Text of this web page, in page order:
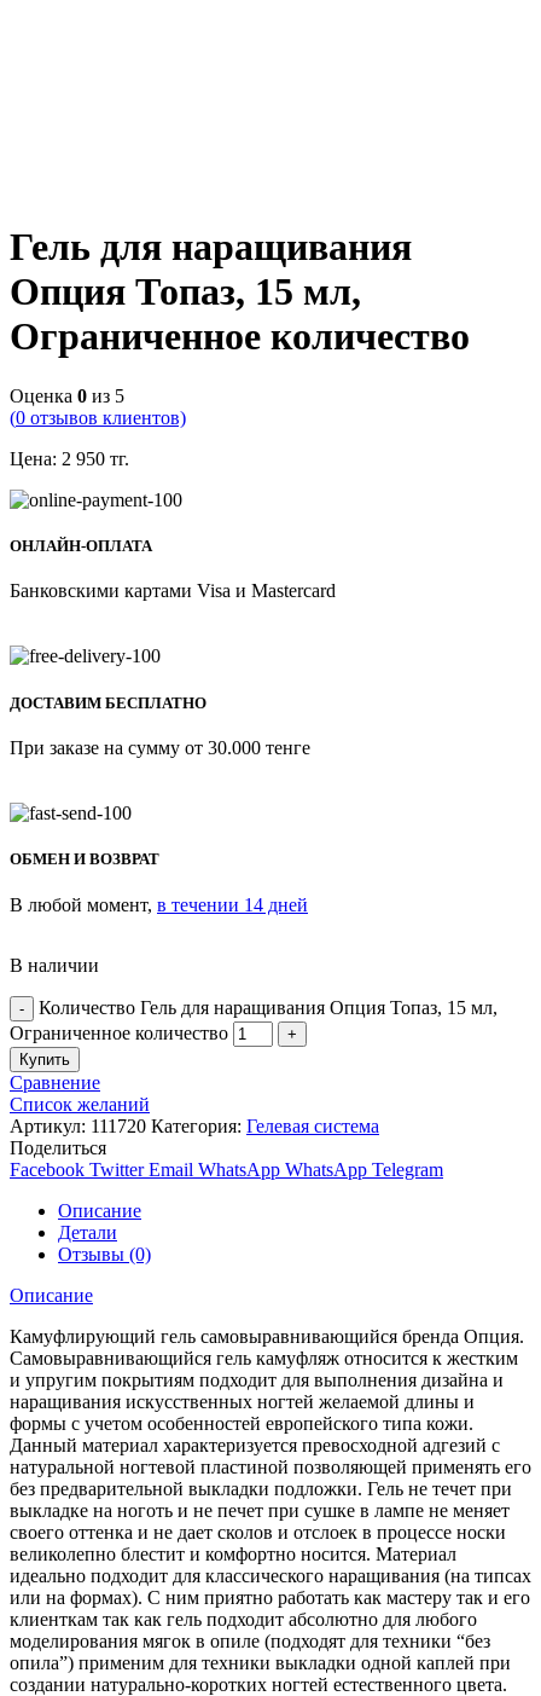
Гель для наращивания
Опция Топаз, 15 мл,
Ограниченное количество
Оценка 0 из 5
(0 отзывов клиентов)
Цена: 2 950 тг.
ОНЛАЙН-ОПЛАТА
Банковскими картами Visa и Mastercard
ДОСТАВИМ БЕСПЛАТНО
При заказе на сумму от 30.000 тенге
ОБМЕН И ВОЗВРАТ
В любой момент, в течении 14 дней
В наличии
Количество Гель для наращивания Опция Топаз, 15 мл,
Ограниченное количество
Купить
Сравнение
Список желаний
Артикул: 111720 Категория: Гелевая система
Поделиться
Facebook Twitter Email WhatsApp WhatsApp Telegram
Описание
Детали
Отзывы (0)
Описание
Камуфлирующий гель самовыравнивающийся бренда Опция.
Самовыравнивающийся гель камуфляж относится к жестким
и упругим покрытиям подходит для выполнения дизайна и
наращивания искусственных ногтей желаемой длины и
формы с учетом особенностей европейского типа кожи.
Данный материал характеризуется превосходной адгезий с
натуральной ногтевой пластиной позволяющей применять его
без предварительной выкладки подложки. Гель не течет при
выкладке на ноготь и не печет при сушке в лампе не меняет
своего оттенка и не дает сколов и отслоек в процессе носки
великолепно блестит и комфортно носится. Материал
идеально подходит для классического наращивания (на типсах
или на формах). С ним приятно работать как мастеру так и его
клиенткам так как гель подходит абсолютно для любого
моделирования мягок в опиле (подходят для техники “без
опила”) применим для техники выкладки одной каплей при
создании натурально-коротких ногтей естественного цвета.